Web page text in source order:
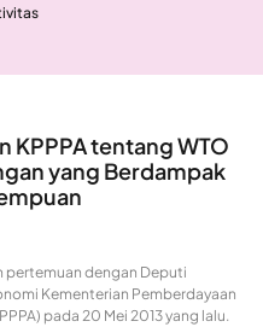
KPPPA tentang WTO
yang Berdampak
pertemuan dengan Deputi
Kementerian Pemberdayaan
pada 20 Mei 2013 yang lalu.